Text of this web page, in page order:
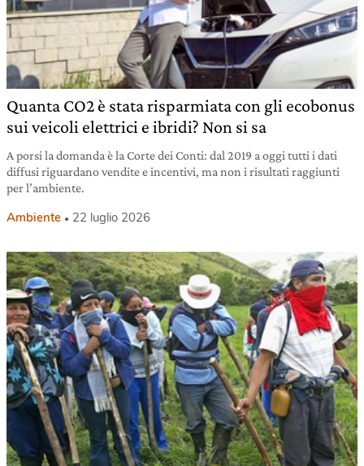
Quanta CO2 è stata risparmiata con gli ecobonus
sui veicoli elettrici e ibridi? Non si sa
A porsi la domanda è la Corte dei Conti: dal 2019 a oggi tutti i dati
diffusi riguardano vendite e incentivi, ma non i risultati raggiunti
per l’ambiente.
Ambiente 22 luglio 2026